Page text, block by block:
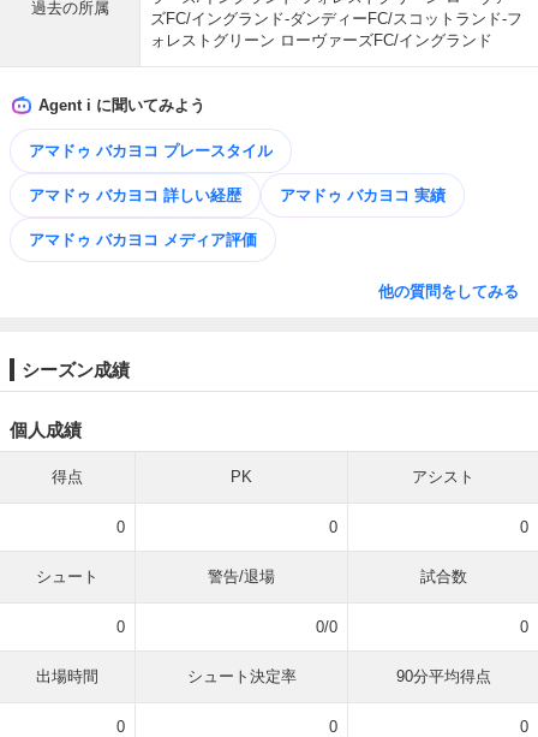
過去の所属
ズFC/イングランド-ダンディーFC/スコットランド-フ
ォレストグリーン ローヴァーズFC/イングランド
Agent i に聞いてみよう
アマドゥ バカヨコ プレースタイル
アマドゥ バカヨコ 詳しい経歴 アマドゥ バカヨコ 実績
アマドゥ バカヨコ メディア評価
他の質問をしてみる
シーズン成績
個人成績
得点 PK アシスト
0 0 0
シュート 警告/退場 試合数
0 0/0 0
出場時間 シュート決定率 90分平均得点
0 0 0